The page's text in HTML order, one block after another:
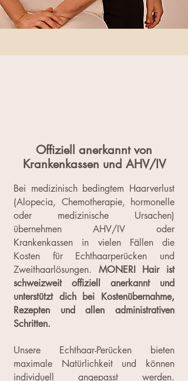
Offiziell anerkannt von
Krankenkassen und AHV/IV
Bei medizinisch bedingtem Haarverlust
(Alopecia, Chemotherapie, hormonelle
oder medizinische Ursachen)
übernehmen AHV/IV oder
Krankenkassen in vielen Fällen die
Kosten für Echthaarperücken und
Zweithaarlösungen. MONERI Hair ist
schweizweit offiziell anerkannt und
unterstützt dich bei Kostenübernahme,
Rezepten und allen administrativen
Schritten.
Unsere Echthaar-Perücken bieten
maximale Natürlichkeit und können
individuell angepasst werden.